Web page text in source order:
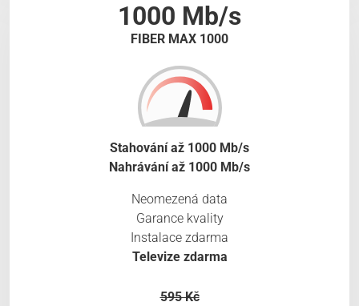
1000 Mb/s
FIBER MAX 1000
Stahování až 1000 Mb/s
Nahrávání až 1000 Mb/s
Neomezená data
Garance kvality
Instalace zdarma
Televize zdarma
595 Kč